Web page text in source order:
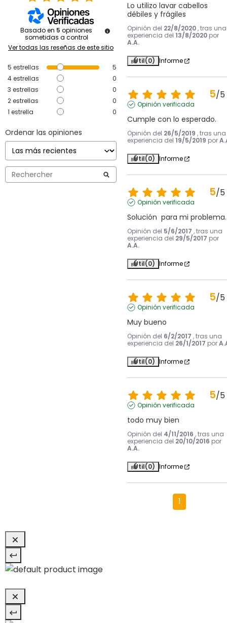
Basado en 5 opiniones
sometidas a control
Ver todas las reseñas de este sitio
5 estrellas
5
4estrellas
0
3 estrellas
0
2estrellas
0
1 estrella 0
Ordenar las opiniones
Lo utilizo lavar cabellos
débiles y frágiles
Opinión del 22/8/2020 , tras una
experiencia del 13/8/2020 por
A.A.
Útil(0) Informe
5/5
Opinión verificada
Cumple con lo esperado.
Opinión del 26/5/2019 , tras una
experiencia del 19/5/2019 por
Útil(0) Informe
5/5
Opinión verificada
Solución  para mi problema.
Opinión del 5/6/2017 , tras una
experiencia del 29/5/2017 por
A.A.
Útil(0) Informe
5/5
Opinión verificada
Muy bueno
Opinión del 6/2/2017 , tras una
experiencia del 26/1/2017 por
Útil(0) Informe
5/5
Opinión verificada
todo muy bien
Opinión del 4/11/2016 , tras una
experiencia del 20/10/2016 por
A.A.
Útil(0) Informe
1